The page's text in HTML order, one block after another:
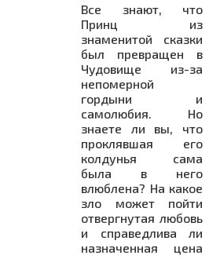
Все знают, что
Принц из
знаменитой сказки
был превращен в
Чудовище из-за
непомерной
гордыни и
самолюбия. Но
знаете ли вы, что
проклявшая его
колдунья сама
была в него
влюблена? На какое
зло может пойти
отвергнутая любовь
и справедлива ли
назначенная цена